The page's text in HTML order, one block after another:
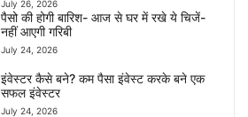
July 26, 2026
पैसो की होगी बारिश- आज से घर में रखे ये चिजें-
नहीं आएगी गरिबी
July 24, 2026
इंवेस्टर कैसे बने? कम पैसा इंवेस्ट करके बने एक
सफल इंवेस्टर
July 24, 2026